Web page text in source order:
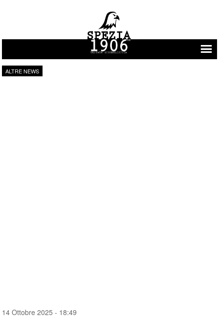
Vai al contenuto
ALTRE NEWS
14 Ottobre 2025 - 18:49